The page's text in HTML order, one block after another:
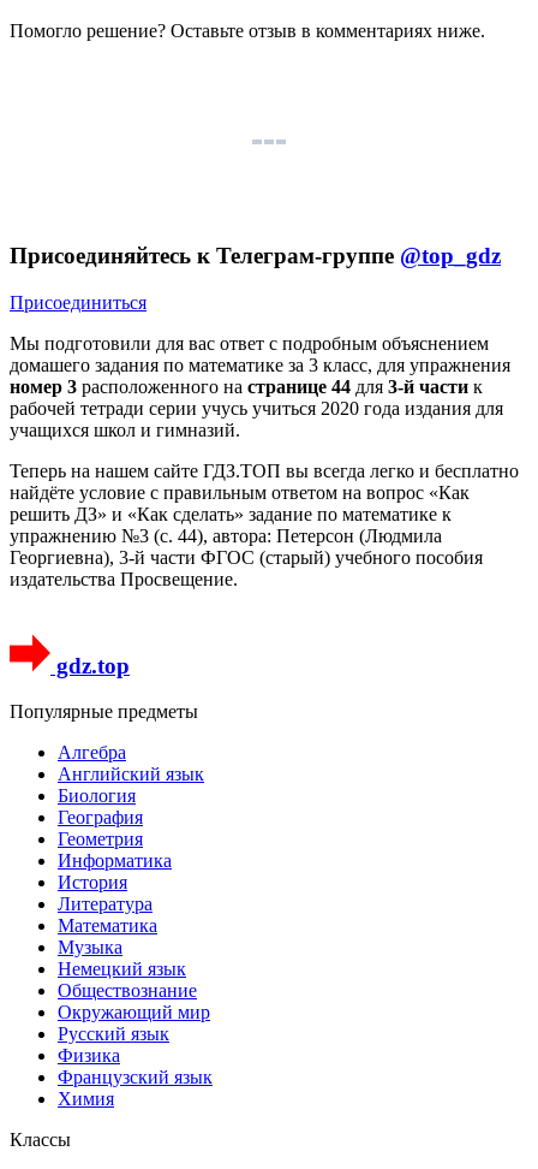
Помогло решение? Оставьте отзыв в комментариях ниже.
Присоединяйтесь к Телеграм-группе @top_gdz
Присоединиться
Мы подготовили для вас ответ c подробным объяснением
домашего задания по математике за 3 класс, для упражнения
номер 3 расположенного на странице 44 для 3-й части к
рабочей тетради серии учусь учиться 2020 года издания для
учащихся школ и гимназий.
Теперь на нашем сайте ГДЗ.ТОП вы всегда легко и бесплатно
найдёте условие с правильным ответом на вопрос «Как
решить ДЗ» и «Как сделать» задание по математике к
упражнению №3 (с. 44), автора: Петерсон (Людмила
Георгиевна), 3-й части ФГОС (старый) учебного пособия
издательства Просвещение.
gdz.top
Популярные предметы
Алгебра
Английский язык
Биология
География
Геометрия
Информатика
История
Литература
Математика
Музыка
Немецкий язык
Обществознание
Окружающий мир
Русский язык
Физика
Французский язык
Химия
Классы